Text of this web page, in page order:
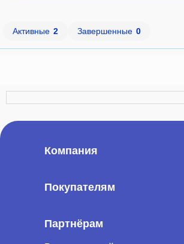
Активные 2 Завершенные 0
Компания
Покупателям
Партнёрам